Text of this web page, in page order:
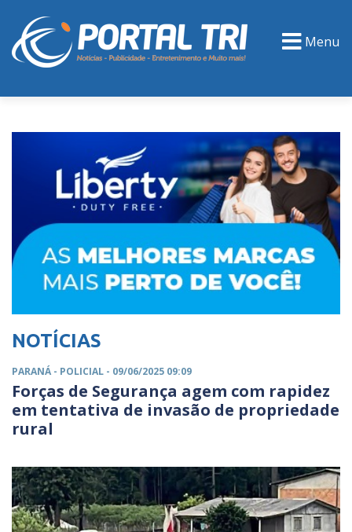
Menu
NOTÍCIAS
PARANÁ - POLICIAL - 09/06/2025 09:09
Forças de Segurança agem com rapidez
em tentativa de invasão de propriedade
rural